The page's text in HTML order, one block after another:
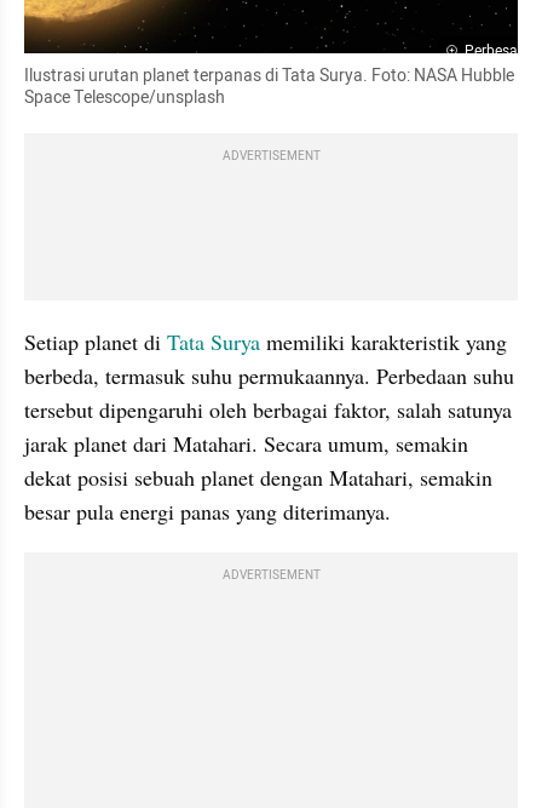
Perbesar
Ilustrasi urutan planet terpanas di Tata Surya. Foto: NASA Hubble
Space Telescope/unsplash
ADVERTISEMENT
Setiap planet di Tata Surya memiliki karakteristik yang
berbeda, termasuk suhu permukaannya. Perbedaan suhu
tersebut dipengaruhi oleh berbagai faktor, salah satunya
jarak planet dari Matahari. Secara umum, semakin
dekat posisi sebuah planet dengan Matahari, semakin
besar pula energi panas yang diterimanya.
ADVERTISEMENT